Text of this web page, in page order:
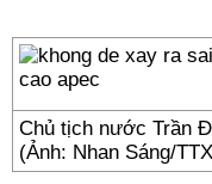
Chủ tịch nước Trần
(Ảnh: Nhan Sáng/